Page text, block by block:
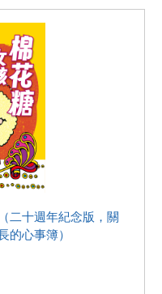
二十週年紀念版，關
的心事簿）